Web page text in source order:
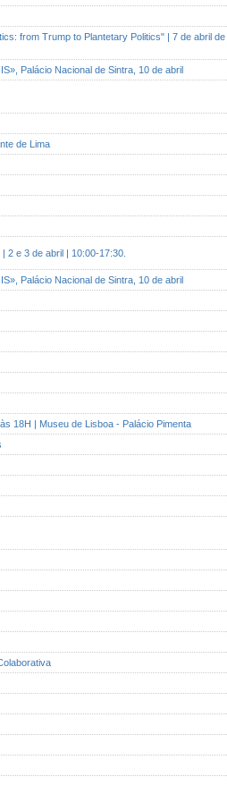
from Trump to Plantetary Politics" | 7 de abril de
Palácio Nacional de Sintra, 10 de abril
de Lima
2 e 3 de abril | 10:00-17:30.
Palácio Nacional de Sintra, 10 de abril
18H | Museu de Lisboa - Palácio Pimenta